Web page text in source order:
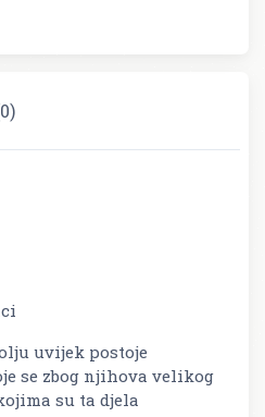
uvijek postoje
se zbog njihova velikog
su ta djela